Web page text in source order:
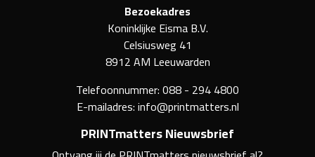
Bezoekadres
Koninklijke Eisma B.V.
Celsiusweg 41
8912 AM Leeuwarden
Telefoonnummer:088 - 294 4800
E-mailadres:info@printmatters.nl
PRINTmatters Nieuwsbrief